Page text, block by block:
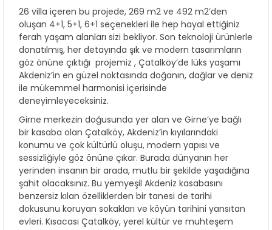
26 villa içeren bu projede, 269 m2 ve 492 m2’den
oluşan 4+1, 5+1, 6+1 seçenekleri ile hep hayal ettiğiniz
ferah yaşam alanları sizi bekliyor. Son teknoloji ürünlerle
donatılmış, her detayında şık ve modern tasarımların
göz önüne çıktığı projemiz , Çatalköy’de lüks yaşamı
Akdeniz’in en güzel noktasında doğanın, dağlar ve deniz
ile mükemmel harmonisi içerisinde
deneyimleyeceksiniz.
Girne merkezin doğusunda yer alan ve Girne’ye bağlı
bir kasaba olan Çatalköy, Akdeniz’in kıyılarındaki
konumu ve çok kültürlü oluşu, modern yapısı ve
sessizliğiyle göz önüne çıkar. Burada dünyanın her
yerinden insanın bir arada, mutlu bir şekilde yaşadığına
şahit olacaksınız. Bu yemyeşil Akdeniz kasabasını
benzersiz kılan özelliklerden bir tanesi de tarihi
dokusunu koruyan sokakları ve köyün tarihini yansıtan
evleri. Kısacası Çatalköy, yerel kültür ve muhteşem